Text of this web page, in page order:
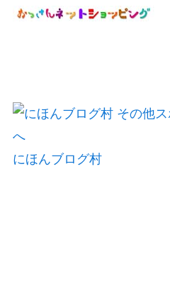
にほんブログ村